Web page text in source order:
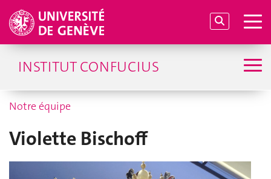
INSTITUT CONFUCIUS
Notre équipe
Violette Bischoff